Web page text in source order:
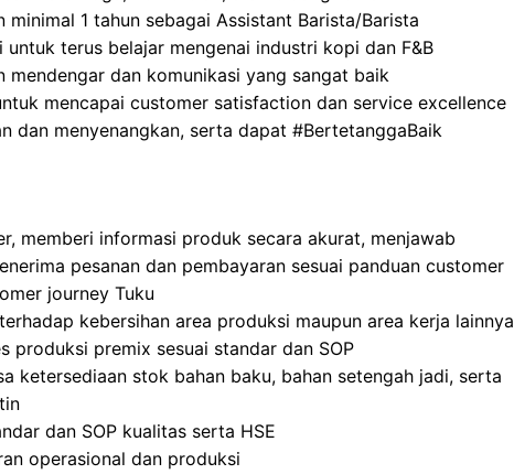
minimal 1 tahun sebagai Assistant Barista/Barista
terus belajar mengenai industri kopi dan F&B
mendengar dan komunikasi yang sangat baik
mencapai customer satisfaction dan service excellence
dan menyenangkan, serta dapat #BertetanggaBaik
memberi informasi produk secara akurat, menjawab
pesanan dan pembayaran sesuai panduan customer
journey Tuku
kebersihan area produksi maupun area kerja lainnya
produksi premix sesuai standar dan SOP
ketersediaan stok bahan baku, bahan setengah jadi, serta
dan SOP kualitas serta HSE
operasional dan produksi